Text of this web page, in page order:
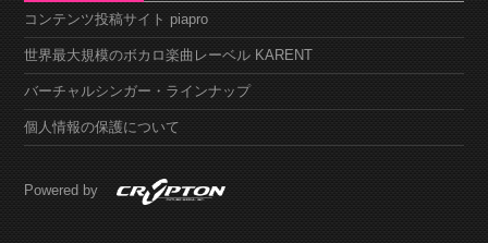
コンテンツ投稿サイト piapro
世界最大規模のボカロ楽曲レーベル KARENT
バーチャルシンガー・ラインナップ
個人情報の保護について
Powered by